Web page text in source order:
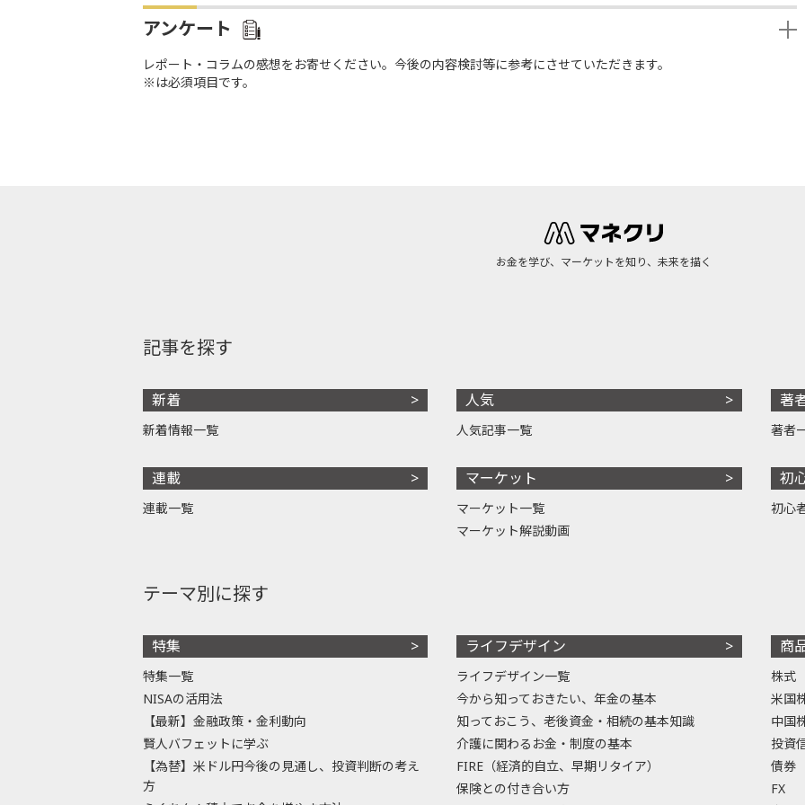
アンケート
レポート・コラムの感想をお寄せください。今後の内容検討等に参考にさせていただきます。
※は必須項目です。
お金を学び、マーケットを知り、未来を描く
記事を探す
新着
新着情報一覧
連載
連載一覧
人気
人気記事一覧
マーケット
マーケット一覧
マーケット解説動画
著
著者
初
初心
テーマ別に探す
特集
特集一覧
NISAの活用法
【最新】金融政策・金利動向
賢人バフェットに学ぶ
【為替】米ドル円今後の見通し、投資判断の考え
方
ライフデザイン
ライフデザイン一覧
今から知っておきたい、年金の基本
知っておこう、老後資金・相続の基本知識
介護に関わるお金・制度の基本
FIRE（経済的自立、早期リタイア）
保険との付き合い方
商
株式
米国
中国
投資
債券
FX